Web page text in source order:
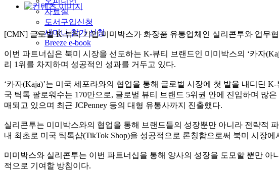
자료실
도서구입신청
세미나 참가 신청
Breeze e-book
[CMN] 글로벌K-뷰티 기업 미미박스가 화장품 유통업체인 실리콘투와 업무
이번 파트너십은 북미 시장을 선도하는 K-뷰티 브랜드인 미미박스의 ‘카자
리 1 위를 차지하며 성공적인 성과를 거두고 있다.
‘카자(Kaja)’는 미국 세포라와의 협업을 통해 글로벌 시장에 첫 발을 내디딘 K-
국 틱톡 팔로워수는 170만으로, 글로벌 뷰티 브랜드 5위권 안에 진입하며 많
매되고 있으며 최근 JCPenney 등의 대형 유통사까지 진출했다.
실리콘투는 미미박스와의 협업을 통해 브랜드들의 성장뿐만 아니라 전략적
내 최초로 미국 틱톡샵(TikTok Shop)을 성공적으로 론칭함으로써 북미 시장
미미박스와 실리콘투는 이번 파트너십을 통해 양사의 성장을 도모할 뿐만 아
적으로 기여할 방침이다.